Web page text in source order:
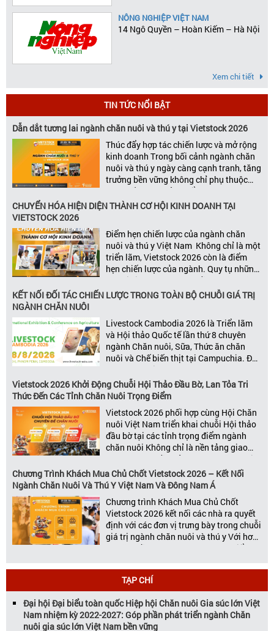
NÔNG NGHIỆP VIỆT NAM
14 Ngô Quyền – Hoàn Kiếm – Hà Nội
Xem chi tiết
TIN TỨC NỔI BẬT
Dẫn dắt tương lai ngành chăn nuôi và thú y tại Vietstock 2026
Thúc đẩy hợp tác chiến lược và mở rộng
kinh doanh Trong bối cảnh ngành chăn
nuôi và thú y ngày càng cạnh tranh, tăng
trưởng bền vững không chỉ phụ thuộc
vào chất lượng sản phẩm hay năng lực
đổi mới, mà còn được thúc đẩy bởi khả
năng xây dựng các mối quan […]
CHUYỂN HÓA HIỆN DIỆN THÀNH CƠ HỘI KINH DOANH TẠI
VIETSTOCK 2026
Điểm hẹn chiến lược của ngành chăn
nuôi và thú y Việt Nam Không chỉ là một
triển lãm, Vietstock 2026 còn là điểm
hẹn chiến lược của ngành. Quy tụ những
đơn vị kinh doanh hàng đầu, những lãnh
đạo và nhà cung cấp trong chuỗi giá
trị ngành, Vietstock mang đến nền tảng
giá trị […]
KẾT NỐI ĐỐI TÁC CHIẾN LƯỢC TRONG TOÀN BỘ CHUỖI GIÁ TRỊ
NGÀNH CHĂN NUÔI
Livestock Cambodia 2026 là Triển lãm
và Hội thảo Quốc tế lần thứ 8 chuyên
ngành Chăn nuôi, Sữa, Thức ăn chăn
nuôi và Chế biến thịt tại Campuchia. Đây
được đánh giá là một trong những sự
kiện thương mại thường niên uy tín và
đáng chú ý nhất của ngành nông nghiệp
– chăn […]
Vietstock 2026 Khởi Động Chuỗi Hội Thảo Đầu Bờ, Lan Tỏa Tri
Thức Đến Các Tỉnh Chăn Nuôi Trọng Điểm
Vietstock 2026 phối hợp cùng Hội Chăn
nuôi Việt Nam triển khai chuỗi Hội thảo
đầu bờ tại các tỉnh trọng điểm ngành
chăn nuôi Không chỉ là nền tảng giao
thương hàng đầu của ngành chăn nuôi
và thú y, Vietstock còn là triển lãm duy
nhất tại Việt Nam tổ chức thường niên
Chương Trình Khách Mua Chủ Chốt Vietstock 2026 – Kết Nối
Ngành Chăn Nuôi Và Thú Y Việt Nam Và Đông Nam Á
Chương trình Khách Mua Chủ Chốt
Vietstock 2026 kết nối các nhà ra quyết
định với các đơn vị trưng bày trong chuỗi
giá trị ngành chăn nuôi và thú y Với hơn
20 năm đồng hành cùng sự phát triển
Vietstock đã khẳng định vị thế là triển […]
TẠP CHÍ
Đại hội Đại biểu toàn quốc Hiệp hội Chăn nuôi Gia súc lớn Việt
Nam nhiệm kỳ 2022-2027: Góp phần phát triển ngành Chăn
nuôi gia súc lớn Việt Nam bền vững